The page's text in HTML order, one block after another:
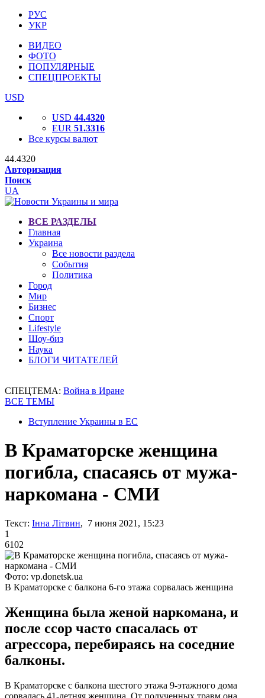
РУС
УКР
ВИДЕО
ФОТО
ПОПУЛЯРНЫЕ
СПЕЦПРОЕКТЫ
USD
USD 44.4320
EUR 51.3316
Все курсы валют
44.4320
Авторизация
Поиск
UA
ВСЕ РАЗДЕЛЫ
Главная
Украина
Все новости раздела
События
Политика
Город
Мир
Бизнес
Спорт
Lifestyle
Шоу-биз
Наука
БЛОГИ ЧИТАТЕЛЕЙ
СПЕЦТЕМА: Война в Иране
ВСЕ ТЕМЫ
Вступление Украины в ЕС
В Краматорске женщина
погибла, спасаясь от мужа-
наркомана - СМИ
Текст: Інна Літвин, 7 июня 2021, 15:23
1
6102
Фото: vp.donetsk.ua
В Краматорске с балкона 6-го этажа сорвалась женщина
Женщина была женой наркомана, и
после ссор часто спасалась от
агрессора, перебираясь на соседние
балконы.
В Краматорске с балкона шестого этажа 9-этажного дома
сорвалась 41-летняя женщина. От полученных травм она